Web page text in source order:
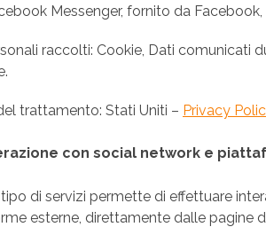
Messenger, fornito da Facebook,
raccolti: Cookie, Dati comunicati
trattamento: Stati Uniti – Privacy
con social network e
di servizi permette di effettuare
esterne, direttamente dalle pagine